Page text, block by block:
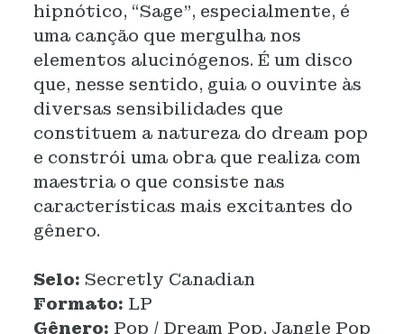
hipnótico, “Sage”, especialmente, é
uma canção que mergulha nos
elementos alucinógenos. É um disco
que, nesse sentido, guia o ouvinte às
diversas sensibilidades que
constituem a natureza do dream pop
e constrói uma obra que realiza com
maestria o que consiste nas
características mais excitantes do
gênero.
Selo: Secretly Canadian
Formato: LP
Gênero: Pop / Dream Pop, Jangle Pop